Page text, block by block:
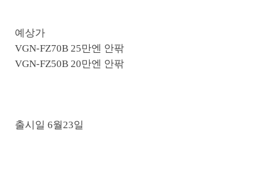
예상가
VGN-FZ70B 25만엔 안팎
VGN-FZ50B 20만엔 안팎
출시일 6월23일